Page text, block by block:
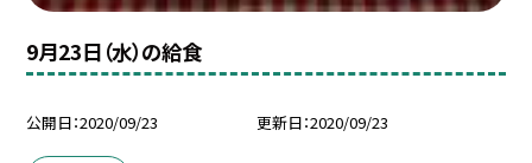
9月23日（水）の給食
公開日 2020/09/23 更新日 2020/09/23